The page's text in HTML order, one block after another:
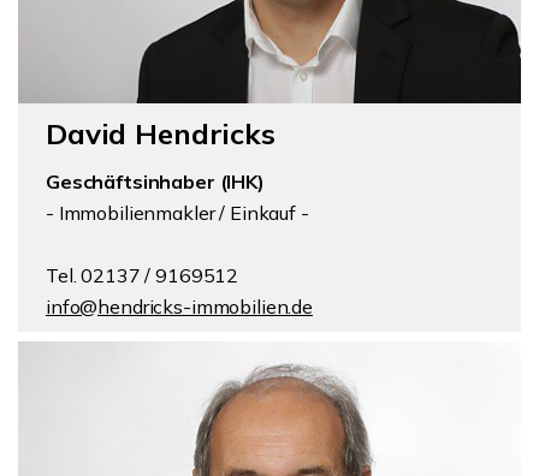
David Hendricks
Geschäftsinhaber (IHK)
- Immobilienmakler / Einkauf -
Tel. 02137 / 9169512
info@hendricks-immobilien.de